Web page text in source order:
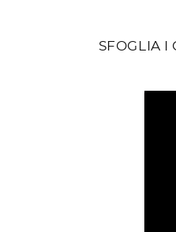
SFOGLIA I